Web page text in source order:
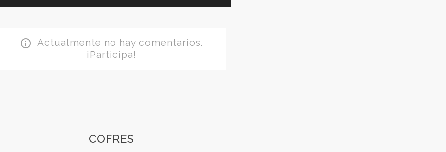
info_outline
Actualmente no hay comentarios.
¡Participa!
COFRES